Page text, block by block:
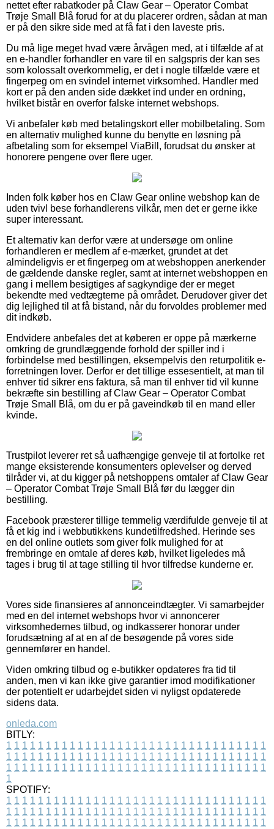
nettet efter rabatkoder på Claw Gear – Operator Combat
Trøje Small Blå forud for at du placerer ordren, sådan at man
er på den sikre side med at få fat i den laveste pris.
Du må lige meget hvad være årvågen med, at i tilfælde af at
en e-handler forhandler en vare til en salgspris der kan ses
som kolossalt overkommelig, er det i nogle tilfælde være et
fingerpeg om en svindel internet virksomhed. Handler med
kort er på den anden side dækket ind under en ordning,
hvilket bistår en overfor falske internet webshops.
Vi anbefaler køb med betalingskort eller mobilbetaling. Som
en alternativ mulighed kunne du benytte en løsning på
afbetaling som for eksempel ViaBill, forudsat du ønsker at
honorere pengene over flere uger.
Inden folk køber hos en Claw Gear online webshop kan de
uden tvivl bese forhandlerens vilkår, men det er gerne ikke
super interessant.
Et alternativ kan derfor være at undersøge om online
forhandleren er medlem af e-mærket, grundet at det
almindeligvis er et fingerpeg om at webshoppen anerkender
de gældende danske regler, samt at internet webshoppen en
gang i mellem besigtiges af sagkyndige der er meget
bekendte med vedtægterne på området. Derudover giver det
dig lejlighed til at få bistand, når du forvoldes problemer med
dit indkøb.
Endvidere anbefales det at køberen er oppe på mærkerne
omkring de grundlæggende forhold der spiller ind i
forbindelse med bestillingen, eksempelvis den returpolitik e-
forretningen lover. Derfor er det tillige essesentielt, at man til
enhver tid sikrer ens faktura, så man til enhver tid vil kunne
bekræfte sin bestilling af Claw Gear – Operator Combat
Trøje Small Blå, om du er på gaveindkøb til en mand eller
kvinde.
Trustpilot leverer ret så uafhængige genveje til at fortolke ret
mange eksisterende konsumenters oplevelser og derved
tilråder vi, at du kigger på netshoppens omtaler af Claw Gear
– Operator Combat Trøje Small Blå før du lægger din
bestilling.
Facebook præsterer tillige temmelig værdifulde genveje til at
få et kig ind i webbutikkens kundetilfredshed. Herinde ses
en del online outlets som giver folk mulighed for at
frembringe en omtale af deres køb, hvilket ligeledes må
tages i brug til at tage stilling til hvor tilfredse kunderne er.
Vores side finansieres af annonceindtægter. Vi samarbejder
med en del internet webshops hvor vi annoncerer
virksomhedernes tilbud, og indkasserer honorar under
forudsætning af at en af de besøgende på vores side
gennemfører en handel.
Viden omkring tilbud og e-butikker opdateres fra tid til
anden, men vi kan ikke give garantier imod modifikationer
der potentielt er udarbejdet siden vi nyligst opdaterede
sidens data.
onleda.com
BITLY:
1 1 1 1 1 1 1 1 1 1 1 1 1 1 1 1 1 1 1 1 1 1 1 1 1 1 1 1 1 1 1 1 1
1 1 1 1 1 1 1 1 1 1 1 1 1 1 1 1 1 1 1 1 1 1 1 1 1 1 1 1 1 1 1 1 1
1 1 1 1 1 1 1 1 1 1 1 1 1 1 1 1 1 1 1 1 1 1 1 1 1 1 1 1 1 1 1 1 1
1
SPOTIFY:
1 1 1 1 1 1 1 1 1 1 1 1 1 1 1 1 1 1 1 1 1 1 1 1 1 1 1 1 1 1 1 1 1
1 1 1 1 1 1 1 1 1 1 1 1 1 1 1 1 1 1 1 1 1 1 1 1 1 1 1 1 1 1 1 1 1
1 1 1 1 1 1 1 1 1 1 1 1 1 1 1 1 1 1 1 1 1 1 1 1 1 1 1 1 1 1 1 1 1